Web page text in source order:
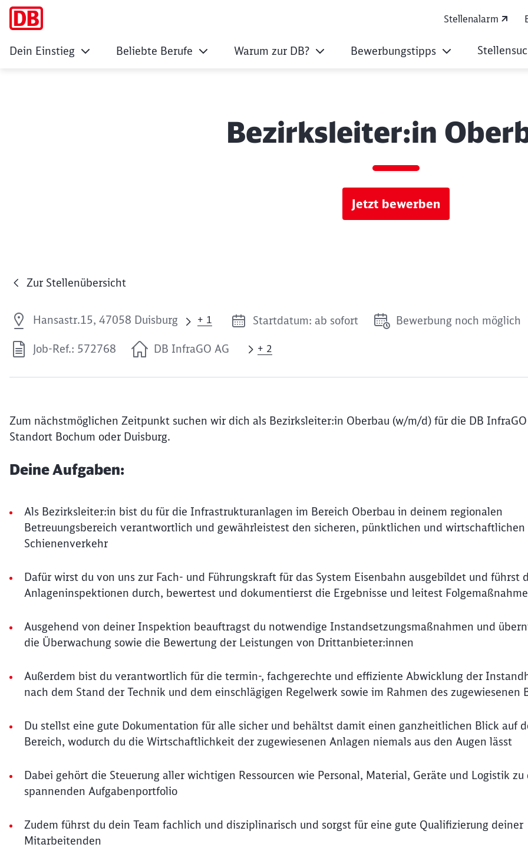
Stellenalarm
Dein Einstieg Beliebte Berufe Warum zur DB? Bewerbungstipps
Bezirksleiter:in
Jetzt bewerben
Zur Stellenübersicht
Hansastr.15, 47058 Duisburg + 1 Startdatum: ab sofort Bewerbung noch möglich
Job-Ref.: 572768 DB InfraGO AG + 2
Zum nächstmöglichen Zeitpunkt suchen wir dich als Bezirksleiter:in Oberbau (w/m/d) für die DB InfraGO
Standort Bochum oder Duisburg.
Deine Aufgaben:
Als Bezirksleiter:in bist du für die Infrastrukturanlagen im Bereich Oberbau in deinem regionalen
Betreuungsbereich verantwortlich und gewährleistest den sicheren, pünktlichen und wirtschaftlichen
Schienenverkehr
Dafür wirst du von uns zur Fach- und Führungskraft für das System Eisenbahn ausgebildet und führst
Anlageninspektionen durch, bewertest und dokumentierst die Ergebnisse und leitest
Ausgehend von deiner Inspektion beauftragst du notwendige Instandsetzungsmaßnahmen und
die Überwachung sowie die Bewertung der Leistungen von Drittanbieter:innen
Außerdem bist du verantwortlich für die termin-, fachgerechte und effiziente Abwicklung der
nach dem Stand der Technik und dem einschlägigen Regelwerk sowie im Rahmen des zugewiesenen
Du stellst eine gute Dokumentation für alle sicher und behältst damit einen ganzheitlichen Blick auf
Bereich, wodurch du die Wirtschaftlichkeit der zugewiesenen Anlagen niemals aus den Augen lässt
Dabei gehört die Steuerung aller wichtigen Ressourcen wie Personal, Material, Geräte und Logistik zu
spannenden Aufgabenportfolio
Zudem führst du dein Team fachlich und disziplinarisch und sorgst für eine gute Qualifizierung deiner
Mitarbeitenden